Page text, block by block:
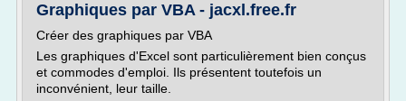
Graphiques par VBA - jacxl.free.fr
Créer des graphiques par VBA
Les graphiques d'Excel sont particulièrement bien conçus
et commodes d'emploi. Ils présentent toutefois un
inconvénient, leur taille.